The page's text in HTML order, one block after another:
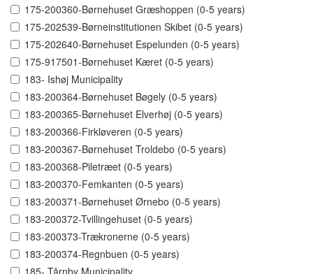
175-200360-Børnehuset Græshoppen (0-5 years)
175-202539-Børneinstitutionen Skibet (0-5 years)
175-202640-Børnehuset Espelunden (0-5 years)
175-917501-Børnehuset Kæret (0-5 years)
183- Ishøj Municipality
183-200364-Børnehuset Bøgely (0-5 years)
183-200365-Børnehuset Elverhøj (0-5 years)
183-200366-Firkløveren (0-5 years)
183-200367-Børnehuset Troldebo (0-5 years)
183-200368-Piletræet (0-5 years)
183-200370-Femkanten (0-5 years)
183-200371-Børnehuset Ørnebo (0-5 years)
183-200372-Tvillingehuset (0-5 years)
183-200373-Trækronerne (0-5 years)
183-200374-Regnbuen (0-5 years)